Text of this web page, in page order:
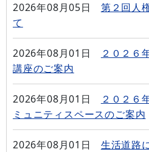
2026年08月05日
第２回人
て
2026年08月01日
２０２６
講座のご案内
2026年08月01日
２０２６
ミュニティスペースのご案内
2026年08月01日
生活道路